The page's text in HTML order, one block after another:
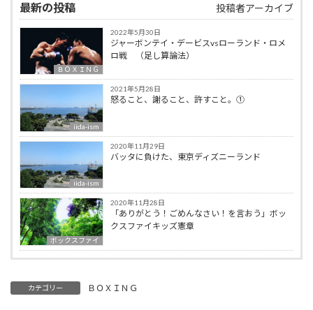
最新の投稿 投稿者アーカイブ
ＢＯＸＩＮＧ
2022年5月30日
ジャーボンテイ・デービスvsローランド・ロメ
ロ戦 （足し算論法）
iida-ism
2021年5月28日
怒ること、謝ること、許すこと。①
iida-ism
2020年11月29日
バッタに負けた、東京ディズニーランド
ボックスファイ
2020年11月28日
「ありがとう！ごめんなさい！を言おう」ボッ
クスファイキッズ憲章
カテゴリー ＢＯＸＩＮＧ